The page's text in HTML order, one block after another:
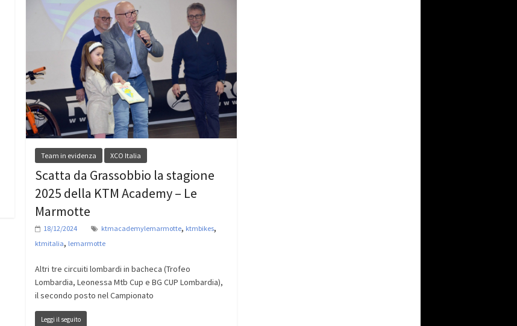
Team in evidenza XCO Italia
Scatta da Grassobbio la stagione
2025 della KTM Academy – Le
Marmotte
18/12/2024 ktmacademylemarmotte, ktmbikes,
ktmitalia, lemarmotte
Altri tre circuiti lombardi in bacheca (Trofeo
Lombardia, Leonessa Mtb Cup e BG CUP Lombardia),
il secondo posto nel Campionato
Leggi il seguito